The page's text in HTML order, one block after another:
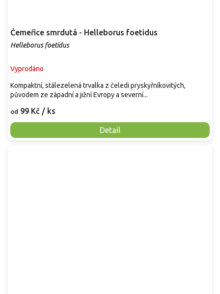
Čemeřice smrdutá - Helleborus foetidus
Helleborus foetidus
Vyprodáno
od 99 Kč / ks
Detail
Kompaktní, stálezelená trvalka z čeledi pryskyřníkovitých,
původem ze západní a jižní Evropy a severní...